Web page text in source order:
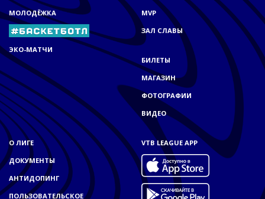
МОЛОДЁЖКА
ЭКО-МАТЧИ
MVP
ЗАЛ СЛАВЫ
БИЛЕТЫ
МАГАЗИН
ФОТОГРАФИИ
ВИДЕО
О ЛИГЕ
ДОКУМЕНТЫ
АНТИДОПИНГ
ПОЛЬЗОВАТЕЛЬСКОЕ
VTB LEAGUE APP